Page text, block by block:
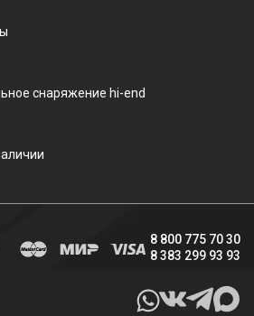
снаряжение hi-end
8 800 775 70 30
8 383 299 93 93